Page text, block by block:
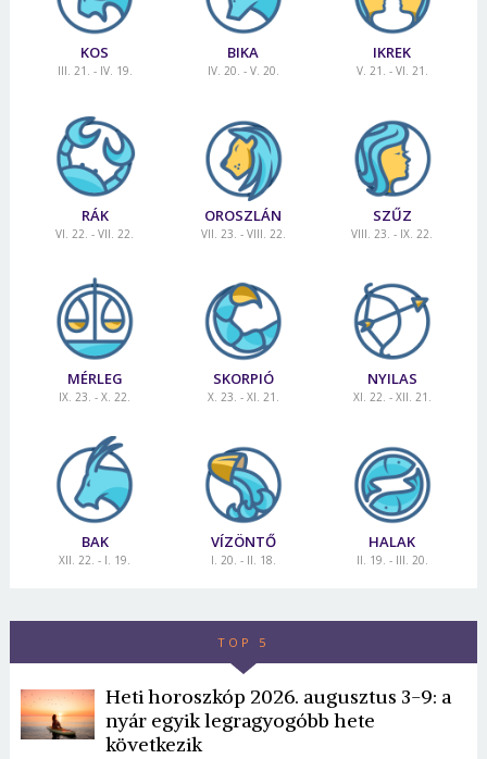
KOS
III. 21. - IV. 19.
BIKA
IV. 20. - V. 20.
IKREK
V. 21. - VI. 21.
RÁK
VI. 22. - VII. 22.
OROSZLÁN
VII. 23. - VIII. 22.
SZŰZ
VIII. 23. - IX. 22.
MÉRLEG
IX. 23. - X. 22.
SKORPIÓ
X. 23. - XI. 21.
NYILAS
XI. 22. - XII. 21.
BAK
XII. 22. - I. 19.
VÍZÖNTŐ
I. 20. - II. 18.
HALAK
II. 19. - III. 20.
TOP 5
Heti horoszkóp 2026. augusztus 3-9: a
nyár egyik legragyogóbb hete
következik